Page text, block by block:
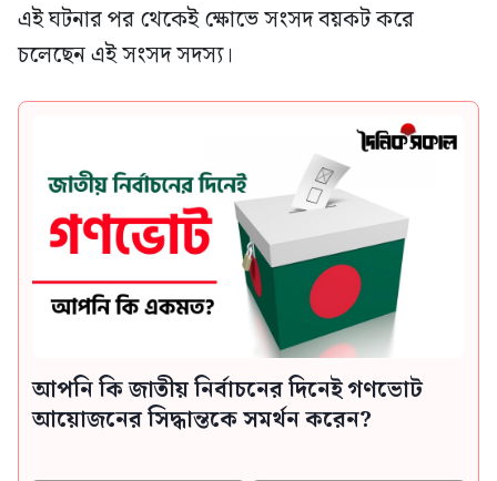
এই ঘটনার পর থেকেই ক্ষোভে সংসদ বয়কট করে
চলেছেন এই সংসদ সদস্য।
আপনি কি জাতীয় নির্বাচনের দিনেই গণভোট
আয়োজনের সিদ্ধান্তকে সমর্থন করেন?